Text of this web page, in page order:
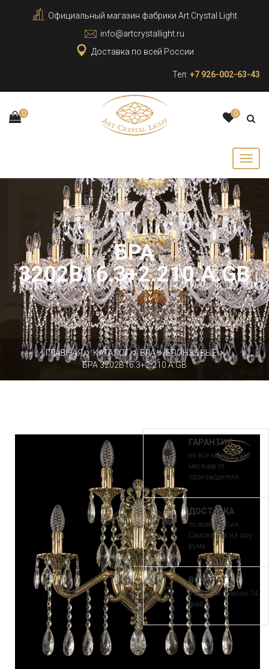
Официальный магазин фабрики Art Crystal Light
info@artcrystallight.ru
Доставка по всей России
Тел: +7 926-002-63-43
0 0
БРА
3202B16.3+2.210.A.GB
ГЛАВНАЯ КАТАЛОГ БРА
БРОНЗОВЫЕ
БРА 3202B16.3+2.210.A.GB
ГАРАНТИЯ
на все модели 30
месяцев от
производителя
ДОСТАВКА
по всей России.
Самовывоз из шоу-
рума
ВОЗВРАТ
и обмен в течении 14
дней